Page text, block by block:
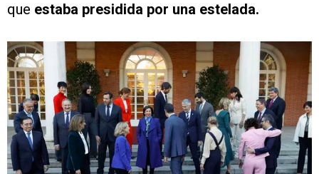
que estaba presidida por una estelada.